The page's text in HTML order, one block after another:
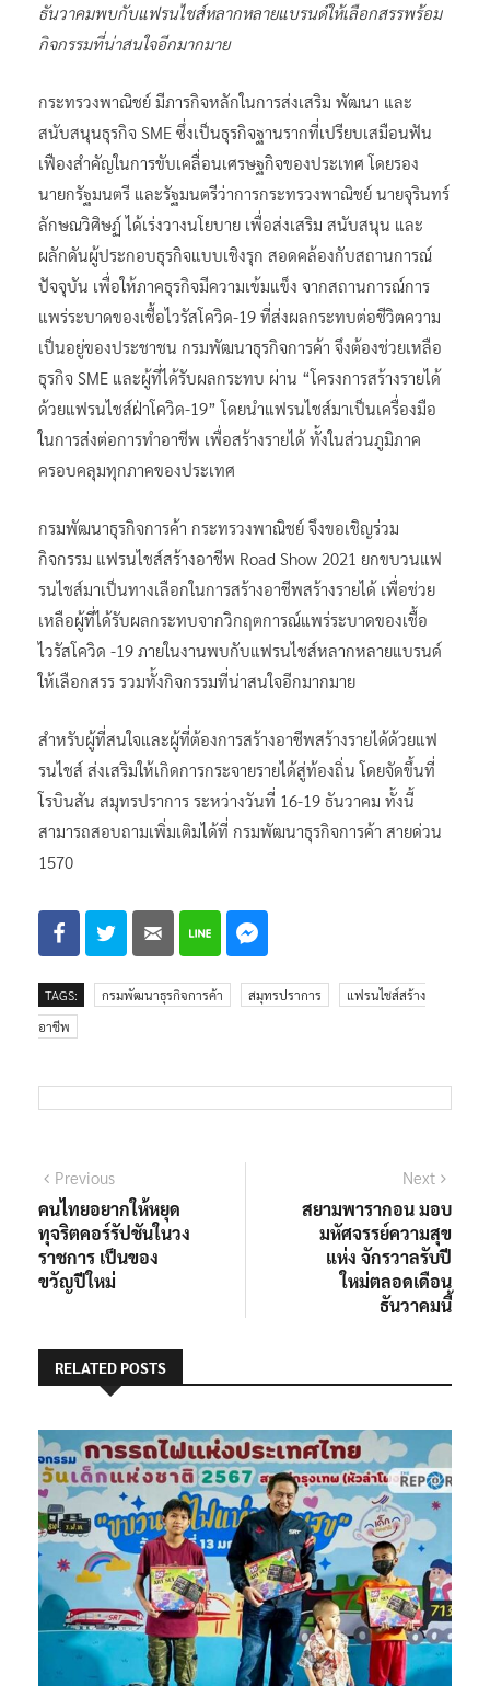
ธันวาคมพบกับแฟรนไชส์หลากหลายแบรนด์ให้เลือกสรรพร้อม
กิจกรรมที่น่าสนใจอีกมากมาย
กระทรวงพาณิชย์ มีภารกิจหลักในการส่งเสริม พัฒนา และ
สนับสนุนธุรกิจ SME ซึ่งเป็นธุรกิจฐานรากที่เปรียบเสมือนฟัน
เฟืองสำคัญในการขับเคลื่อนเศรษฐกิจของประเทศ โดยรอง
นายกรัฐมนตรี และรัฐมนตรีว่าการกระทรวงพาณิชย์ นายจุรินทร์
ลักษณวิศิษฏ์ ได้เร่งวางนโยบาย เพื่อส่งเสริม สนับสนุน และ
ผลักดันผู้ประกอบธุรกิจแบบเชิงรุก สอดคล้องกับสถานการณ์
ปัจจุบัน เพื่อให้ภาคธุรกิจมีความเข้มแข็ง จากสถานการณ์การ
แพร่ระบาดของเชื้อไวรัสโควิด-19 ที่ส่งผลกระทบต่อชีวิตความ
เป็นอยู่ของประชาชน กรมพัฒนาธุรกิจการค้า จึงต้องช่วยเหลือ
ธุรกิจ SME และผู้ที่ได้รับผลกระทบ ผ่าน “โครงการสร้างรายได้
ด้วยแฟรนไชส์ฝ่าโควิด-19” โดยนำแฟรนไชส์มาเป็นเครื่องมือ
ในการส่งต่อการทำอาชีพ เพื่อสร้างรายได้ ทั้งในส่วนภูมิภาค
ครอบคลุมทุกภาคของประเทศ
กรมพัฒนาธุรกิจการค้า กระทรวงพาณิชย์ จึงขอเชิญร่วม
กิจกรรม แฟรนไชส์สร้างอาชีพ Road Show 2021 ยกขบวนแฟ
รนไชส์มาเป็นทางเลือกในการสร้างอาชีพสร้างรายได้ เพื่อช่วย
เหลือผู้ที่ได้รับผลกระทบจากวิกฤตการณ์แพร่ระบาดของเชื้อ
ไวรัสโควิด -19 ภายในงานพบกับแฟรนไชส์หลากหลายแบรนด์
ให้เลือกสรร รวมทั้งกิจกรรมที่น่าสนใจอีกมากมาย
สำหรับผู้ที่สนใจและผู้ที่ต้องการสร้างอาชีพสร้างรายได้ด้วยแฟ
รนไชส์ ส่งเสริมให้เกิดการกระจายรายได้สู่ท้องถิ่น โดยจัดขึ้นที่
โรบินสัน สมุทรปราการ ระหว่างวันที่ 16-19 ธันวาคม ทั้งนี้
สามารถสอบถามเพิ่มเติมได้ที่ กรมพัฒนาธุรกิจการค้า สายด่วน
1570
TAGS: กรมพัฒนาธุรกิจการค้า สมุทรปราการ
แฟรนไชส์สร้าง
อาชีพ
แนะแนว
เรื่อง
PreviousPrevious
post:
คนไทยอยากให้หยุด
ทุจริตคอร์รัปชันในวง
ราชการ เป็นของ
ขวัญปีใหม่
Next
post:
สยามพารากอน มอบ
มหัศจรรย์ความสุข
แห่ง จักรวาลรับปี
ใหม่ตลอดเดือน
ธันวาคมนี้
RELATED POSTS